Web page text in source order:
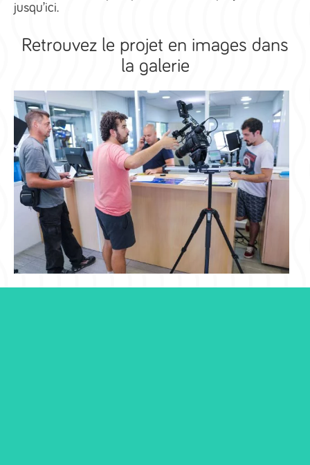
jusqu’ici.
Retrouvez le projet en images dans
la galerie